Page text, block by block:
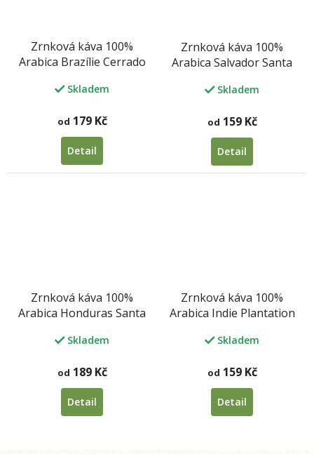
Zrnková káva 100%
Arabica Brazílie Cerrado
Skladem
od 179 Kč
Detail
Zrnková káva 100%
Arabica Salvador Santa
Skladem
od 159 Kč
Detail
Zrnková káva 100%
Arabica Honduras Santa
Skladem
od 189 Kč
Detail
Zrnková káva 100%
Arabica Indie Plantation
Skladem
od 159 Kč
Detail